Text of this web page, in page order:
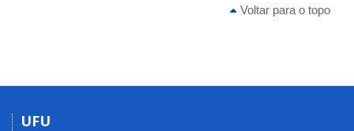
Voltar para o topo
UFU